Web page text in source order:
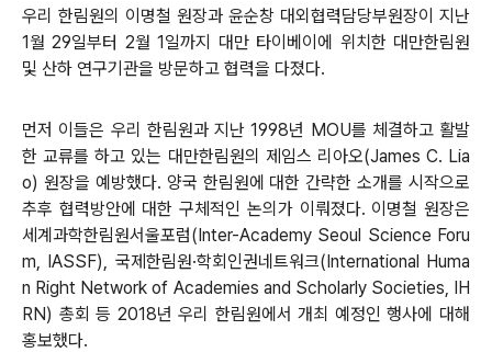
우리 한림원의 이명철 원장과 윤순창 대외협력담당부원장이 지난
1월 29일부터 2월 1일까지 대만 타이베이에 위치한 대만한림원
및 산하 연구기관을 방문하고 협력을 다졌다.
먼저 이들은 우리 한림원과 지난 1998년 MOU를 체결하고 활발
한 교류를 하고 있는 대만한림원의 제임스 리아오(James C. Lia
o) 원장을 예방했다. 양국 한림원에 대한 간략한 소개를 시작으로
추후 협력방안에 대한 구체적인 논의가 이뤄졌다. 이명철 원장은
세계과학한림원서울포럼(Inter-Academy Seoul Science Foru
m, IASSF), 국제한림원·학회인권네트워크(International Huma
n Right Network of Academies and Scholarly Societies, IH
RN) 총회 등 2018년 우리 한림원에서 개최 예정인 행사에 대해
홍보했다.